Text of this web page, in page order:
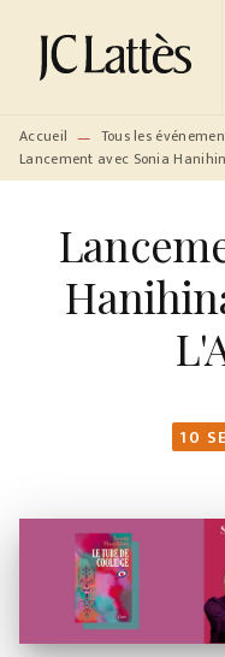
MENU
PIED DE PAGE
Accueil — Tous les
Lancement avec Sonia
10